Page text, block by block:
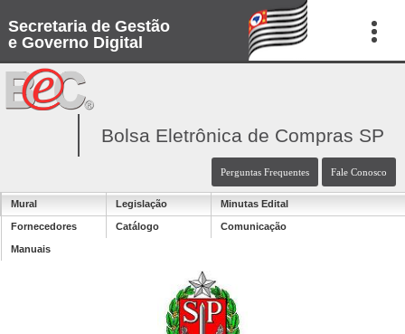
Secretaria de Gestão
e Governo Digital
Bolsa Eletrônica de Compras SP
Perguntas Frequentes Fale Conosco
Mural Legislação Minutas Edital
Fornecedores Catálogo Comunicação
Manuais